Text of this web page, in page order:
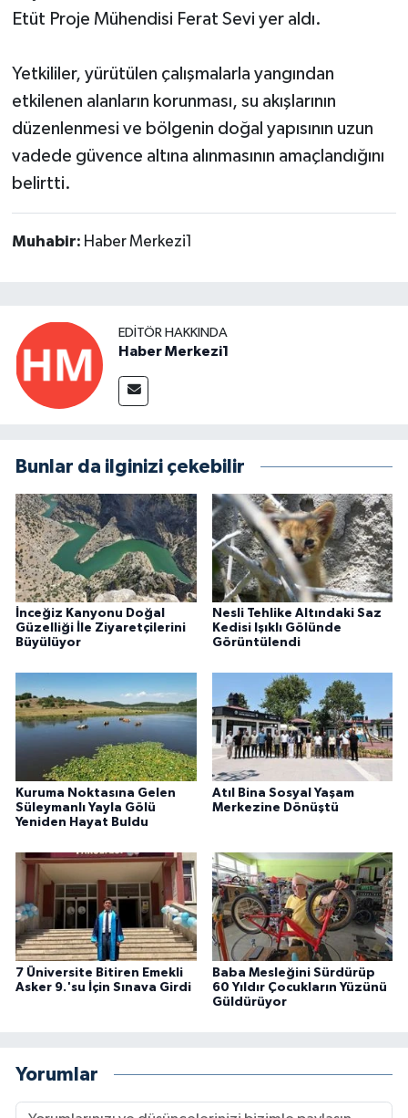
Etüt Proje Mühendisi Ferat Sevi yer aldı.
Yetkililer, yürütülen çalışmalarla yangından
etkilenen alanların korunması, su akışlarının
düzenlenmesi ve bölgenin doğal yapısının uzun
vadede güvence altına alınmasının amaçlandığını
belirtti.
Muhabir: Haber Merkezi1
EDITÖR HAKKINDA
Haber Merkezi1
Bunlar da ilginizi çekebilir
İnceğiz Kanyonu Doğal
Güzelliği İle Ziyaretçilerini
Büyülüyor
Nesli Tehlike Altındaki Saz
Kedisi Işıklı Gölünde
Görüntülendi
Kuruma Noktasına Gelen
Süleymanlı Yayla Gölü
Yeniden Hayat Buldu
Atıl Bina Sosyal Yaşam
Merkezine Dönüştü
7 Üniversite Bitiren Emekli
Asker 9.'su İçin Sınava Girdi
Baba Mesleğini Sürdürüp
60 Yıldır Çocukların Yüzünü
Güldürüyor
Yorumlar